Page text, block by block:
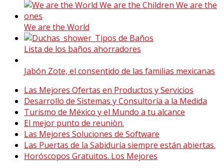
We are the World
Lista de los baños ahorradores
Jabón Zote, el consentido de las familias mexicanas
Las Mejores Ofertas en Productos y Servicios
Desarrollo de Sistemas y Consultoría a la Medida
Turismo de México y el Mundo a tu alcance
El mejor punto de reuniòn.
Las Mejores Soluciones de Software
Las Puertas de la Sabiduría siempre están abiertas.
Horóscopos Gratuitos. Los Mejores